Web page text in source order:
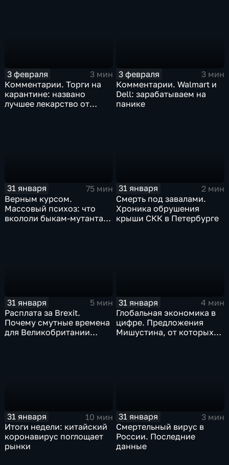
3 февраля
3 мин
Комментарии. Торги на
карантине: названо
лучшее лекарство от
3 февраля
3 мин
Комментарии. Walmart и
Dell: зарабатываем на
панике
31 января
75 мин
Верным курсом.
Массовый психоз: что
вкололи быкам-мутантам,
31 января
2 мин
Смерть под завалами.
Хроника обрушения
крыши СКК в Петербурге
31 января
5 мин
Расплата за Brexit.
Почему смутные времена
для Великобритании
31 января
4 мин
Глобальная экономика в
цифре. Предложения
Мишустина, от которых
31 января
10 мин
Итоги недели: китайский
коронавирус поглощает
рынки
31 января
3 мин
Смертельный вирус в
России. Последние
данные